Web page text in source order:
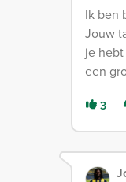
Ik ben
Jouw
je
een
3